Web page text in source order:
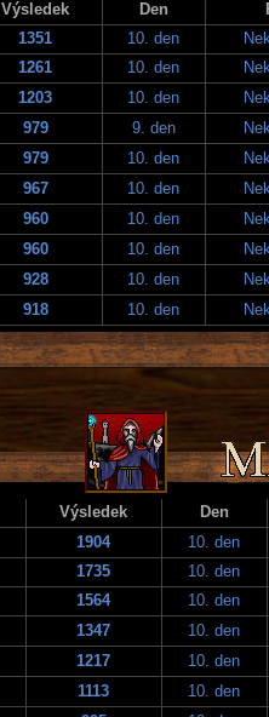
Výsledek Den
1351 10. den
1261 10. den
1203 10. den
979 9. den
979 10. den
967 10. den
960 10. den
960 10. den
928 10. den
918 10. den
Výsledek
Den
1904
10. den
1735
10. den
1564
10. den
1347
10. den
1217
10. den
1113
10. den